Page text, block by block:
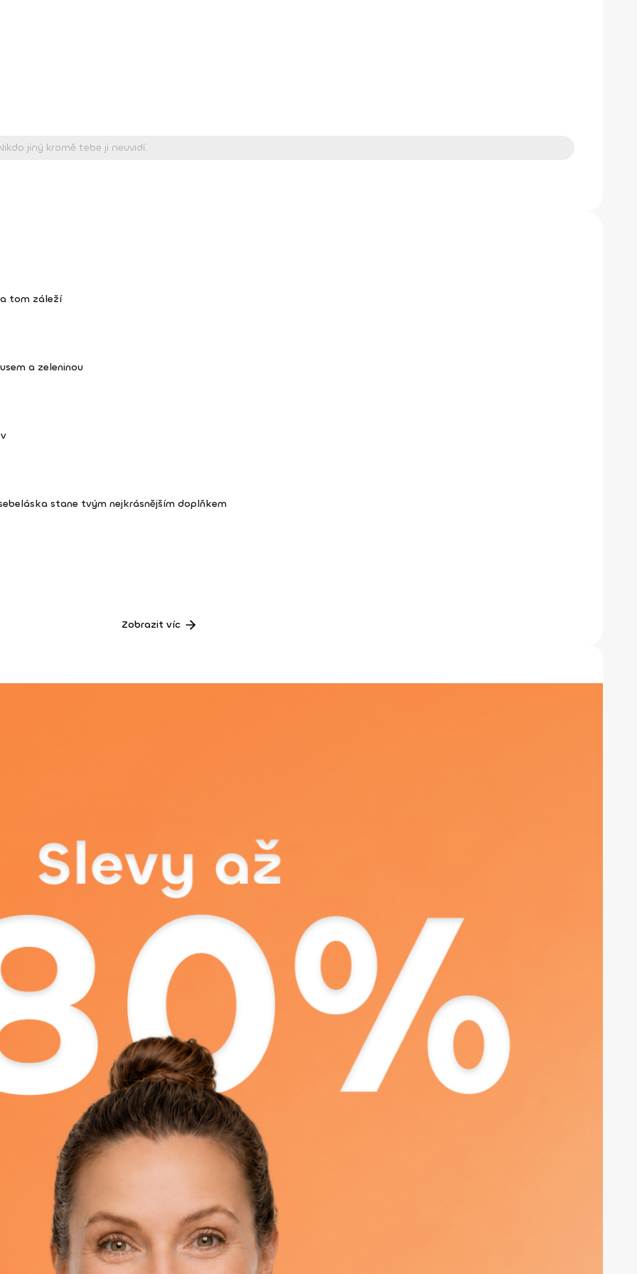
tom záleží
a zeleninou
stane tvým nejkrásnějším doplňkem
Zobrazit víc